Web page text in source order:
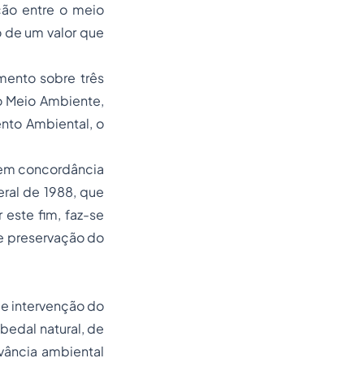
entre o meio
um valor que
sobre três
Meio Ambiente,
Ambiental, o
concordância
de 1988, que
este fim, faz-se
preservação do
intervenção do
natural, de
ambiental